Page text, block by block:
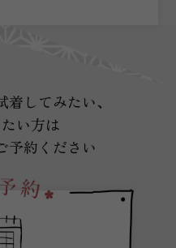
してみたい、
い方は
予約ください